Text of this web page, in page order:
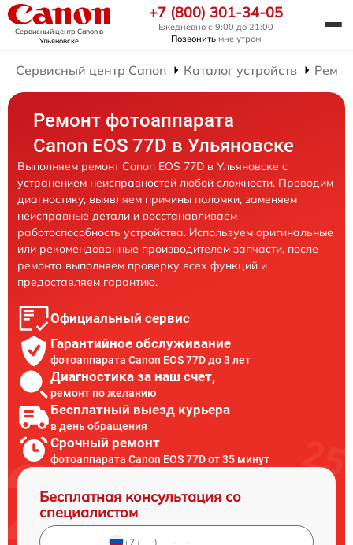
Сервисный центр Canonв
Ульяновске
+7 (800) 301-34-05
Ежедневно с 9:00 до 21:00
Позвонить мне утром
Сервисный центр Canon Каталог устройств
Ремонт фотоаппарата
Canon EOS 77D в Ульяновске
Выполняем ремонт Canon EOS 77D в Ульяновске с
устранением неисправностей любой сложности. Проводим
диагностику, выявляем причины поломки, заменяем
неисправные детали и восстанавливаем
работоспособность устройства. Используем оригинальные
или рекомендованные производителем запчасти, после
ремонта выполняем проверку всех функций и
предоставляем гарантию.
Официальный сервис
Гарантийное обслуживание
фотоаппарата Canon EOS 77D до 3 лет
Диагностика за наш счет,
ремонт по желанию
Бесплатный выезд курьера
в день обращения
Срочный ремонт
фотоаппарата Canon EOS 77D от 35 минут
Бесплатная консультация со
специалистом